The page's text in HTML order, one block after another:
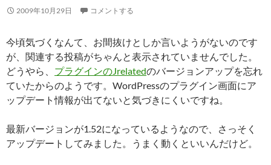
2009年10月29日 コメントする
今頃気づくなんて、お間抜けとしか言いようがないのです
が、関連する投稿がちゃんと表示されていませんでした。
どうやら、 プラグインのJrelatedのバージョンアップを忘れ
ていたからのようです。WordPressのプラグイン画面にア
ップデート情報が出てないと気づきにくいですね。
最新バージョンが1.52になっているようなので、さっそく
アップデートしてみました。うまく動くといいんだけど。